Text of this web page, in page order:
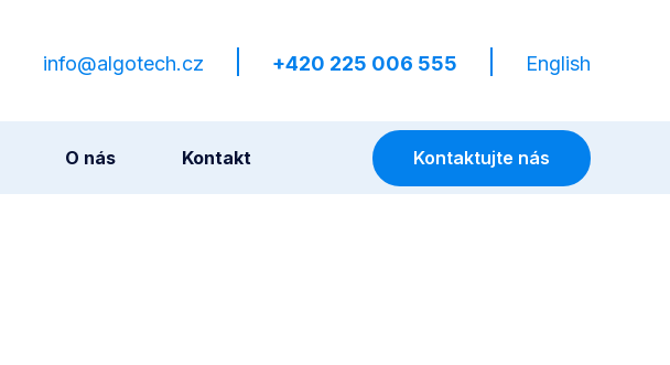
info@algotech.cz +420 225 006 555 English
O nás Kontakt Kontaktujte nás